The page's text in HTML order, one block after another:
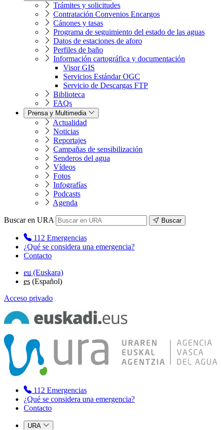
Trámites y solicitudes
Contratación Convenios Encargos
Cánones y tasas
Programa de seguimiento del estado de las aguas
Datos de estaciones de aforo
Perfiles de baño
Información cartográfica y documentación
Visor GIS
Servicios Estándar OGC
Servicio de Descargas FTP
Biblioteca
FAQs
Prensa y Multimedia
Actualidad
Noticias
Reportajes
Campañas de sensibilización
Senderos del agua
Vídeos
Fotos
Infografías
Podcasts
Agenda
Buscar en URA Buscar
112 Emergencias
¿Qué se considera una emergencia?
Contacto
eu (Euskara)
es (Español)
Acceso privado
112 Emergencias
¿Qué se considera una emergencia?
Contacto
URA